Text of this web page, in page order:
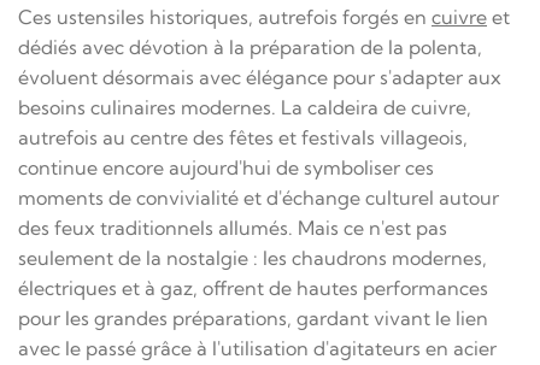
Ces ustensiles historiques, autrefois forgés en cuivre et
dédiés avec dévotion à la préparation de la polenta,
évoluent désormais avec élégance pour s'adapter aux
besoins culinaires modernes. La caldeira de cuivre,
autrefois au centre des fêtes et festivals villageois,
continue encore aujourd'hui de symboliser ces
moments de convivialité et d'échange culturel autour
des feux traditionnels allumés. Mais ce n'est pas
seulement de la nostalgie : les chaudrons modernes,
électriques et à gaz, offrent de hautes performances
pour les grandes préparations, gardant vivant le lien
avec le passé grâce à l'utilisation d'agitateurs en acier